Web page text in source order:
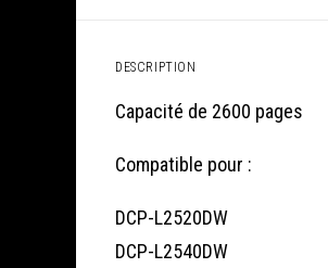
DESCRIPTION
Capacité de 2600 pages
Compatible pour :
DCP-L2520DW
DCP-L2540DW